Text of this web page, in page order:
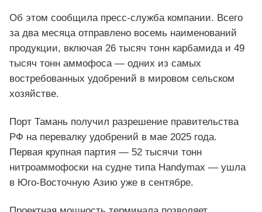
Об этом сообщила пресс-служба компании. Всего
за два месяца отправлено восемь наименований
продукции, включая 26 тысяч тонн карбамида и 49
тысяч тонн аммофоса — одних из самых
востребованных удобрений в мировом сельском
хозяйстве.
Порт Тамань получил разрешение правительства
РФ на перевалку удобрений в мае 2025 года.
Первая крупная партия — 52 тысячи тонн
нитроаммофоски на судне типа Handymax — ушла
в Юго-Восточную Азию уже в сентябре.